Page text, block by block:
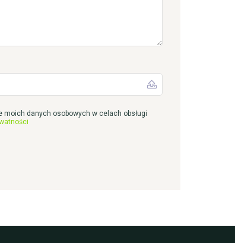
moich danych osobowych w celach obsługi